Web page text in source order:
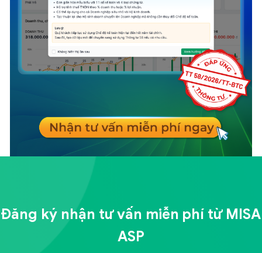
Đăng ký nhận tư vấn miễn phí từ MISA
ASP